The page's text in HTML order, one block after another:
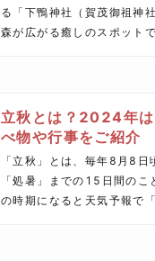
る「下鴨神社（賀茂御祖神
森が広がる癒しのスポット
ト、周辺のグルメスポット
介します♪
立秋とは？2024年
べ物や行事をご紹介
「立秋」とは、毎年8月8日
「処暑」までの15日間のこ
の時期になると天気予報で